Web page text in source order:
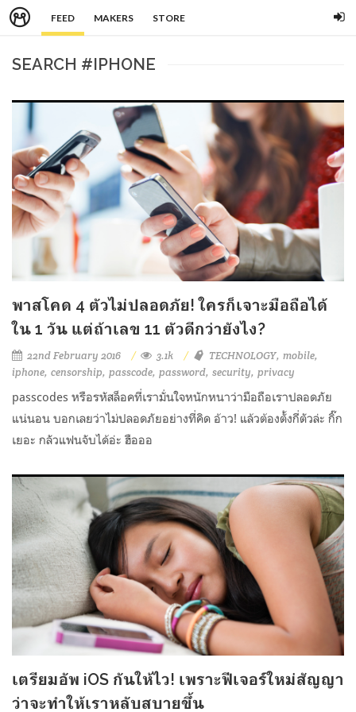
FEED MAKERS STORE
SEARCH #IPHONE
พาสโคด 4 ตัวไม่ปลอดภัย! ใครก็เจาะมือถือได้
ใน 1 วัน แต่ถ้าเลข 11 ตัวดีกว่ายังไง?
22nd February 2016 3.1k TECHNOLOGY mobile
iphone censorship passcode password security privacy
passcodes หรือรหัสล็อคที่เรามั่นใจหนักหนาว่ามือถือเราปลอดภัย
แน่นอน บอกเลยว่าไม่ปลอดภัยอย่างที่คิด อ้าว! แล้วต้องตั้งกี่ตัวล่ะ กิ๊ก
เยอะ กลัวแฟนจับได้อ่ะ ฮือออ
เตรียมอัพ iOS กันให้ไว! เพราะฟีเจอร์ใหม่สัญญา
ว่าจะทำให้เราหลับสบายขึ้น